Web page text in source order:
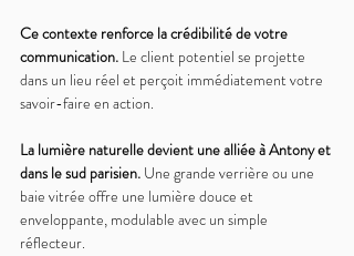
Ce contexte renforce la crédibilité de votre
communication. Le client potentiel se projette
dans un lieu réel et perçoit immédiatement votre
savoir-faire en action.
La lumière naturelle devient une alliée à Antony et
dans le sud parisien. Une grande verrière ou une
baie vitrée offre une lumière douce et
enveloppante, modulable avec un simple
réflecteur.